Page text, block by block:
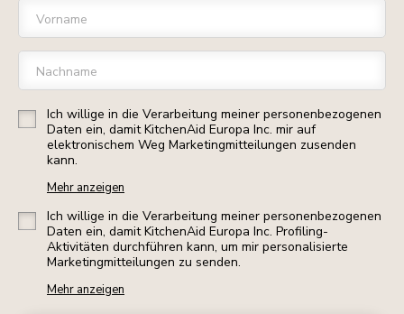
Vorname
Nachname
Ich willige in die Verarbeitung meiner personenbezogenen
Daten ein, damit KitchenAid Europa Inc. mir auf
elektronischem Weg Marketingmitteilungen zusenden
kann.
Mehr anzeigen
Ich willige in die Verarbeitung meiner personenbezogenen
Daten ein, damit KitchenAid Europa Inc. Profiling-
Aktivitäten durchführen kann, um mir personalisierte
Marketingmitteilungen zu senden.
Mehr anzeigen